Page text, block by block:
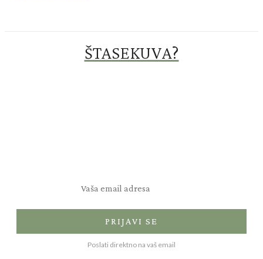
ŠTASEKUVA?
PRIJAVI SE
Poslati direktno na vaš email